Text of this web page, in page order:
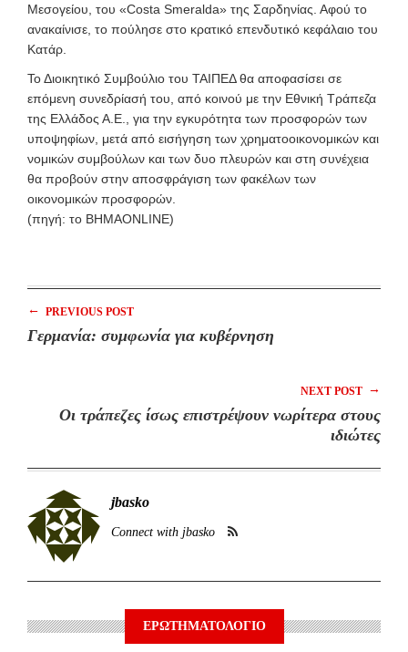
Μεσογείου, του «Costa Smeralda» της Σαρδηνίας. Αφού το
ανακαίνισε, το πούλησε στο κρατικό επενδυτικό κεφάλαιο του
Κατάρ.
Το Διοικητικό Συμβούλιο του ΤΑΙΠΕΔ θα αποφασίσει σε
επόμενη συνεδρίασή του, από κοινού με την Εθνική Τράπεζα
της Ελλάδος Α.Ε., για την εγκυρότητα των προσφορών των
υποψηφίων, μετά από εισήγηση των χρηματοοικονομικών και
νομικών συμβούλων και των δυο πλευρών και στη συνέχεια
θα προβούν στην αποσφράγιση των φακέλων των
οικονομικών προσφορών.
(πηγή: το ΒΗΜΑONLINE)
← PREVIOUS POST
Γερμανία: συμφωνία για κυβέρνηση
NEXT POST →
Οι τράπεζες ίσως επιστρέψουν νωρίτερα στους
ιδιώτες
jbasko
Connect with jbasko
ΕΡΩΤΗΜΑΤΟΛΟΓΙΟ